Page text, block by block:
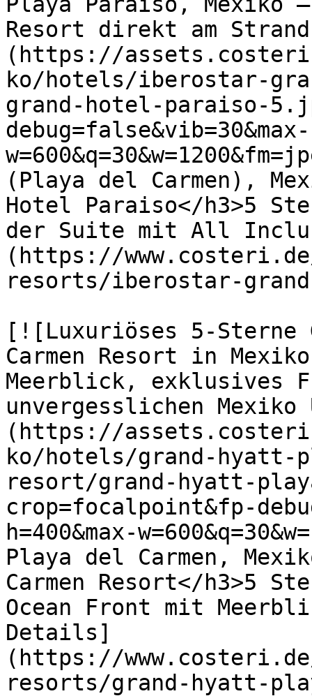
Resort direkt am
(https://
ko/hotels/iberostar-
grand-hotel-paraiso-
debug=false&vib=30&max-
(Playa del Carmen),
Hotel Paraiso</h3>5
der Suite mit All
(https://
resorts/iberostar-
[![Luxuriöses 5-Sterne
Carmen Resort in
Meerblick, exklusives
unvergesslichen Mexiko
(https://
ko/hotels/grand-hyatt-
resort/grand-hyatt-
crop=focalpoint&fp-
h=400&max-
Playa del Carmen,
Carmen Resort</h3>5
Ocean Front mit
Details]
(https://
resorts/grand-hyatt-